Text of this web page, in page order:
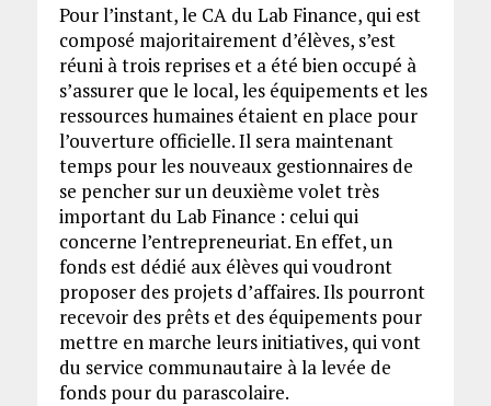
Pour l’instant, le CA du Lab Finance, qui est
composé majoritairement d’élèves, s’est
réuni à trois reprises et a été bien occupé à
s’assurer que le local, les équipements et les
ressources humaines étaient en place pour
l’ouverture officielle. Il sera maintenant
temps pour les nouveaux gestionnaires de
se pencher sur un deuxième volet très
important du Lab Finance : celui qui
concerne l’entrepreneuriat. En effet, un
fonds est dédié aux élèves qui voudront
proposer des projets d’affaires. Ils pourront
recevoir des prêts et des équipements pour
mettre en marche leurs initiatives, qui vont
du service communautaire à la levée de
fonds pour du parascolaire.